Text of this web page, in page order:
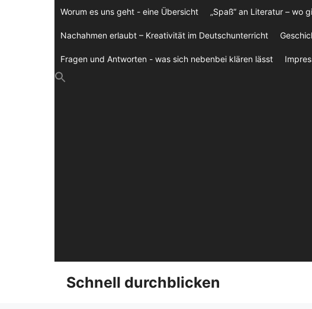
Worum es uns geht - eine Übersicht „Spaß“ an Literatur – wo
Nachahmen erlaubt – Kreativität im Deutschunterricht
Fragen und Antworten - was sich nebenbei klären lässt
Schnell durchblicken